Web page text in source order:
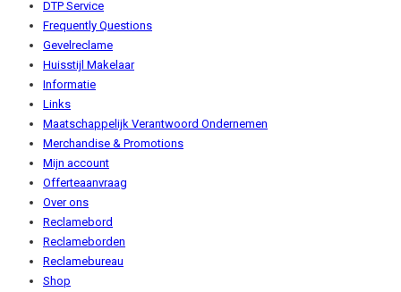
DTP Service
Frequently Questions
Gevelreclame
Huisstijl Makelaar
Informatie
Links
Maatschappelijk Verantwoord Ondernemen
Merchandise & Promotions
Mijn account
Offerteaanvraag
Over ons
Reclamebord
Reclameborden
Reclamebureau
Shop